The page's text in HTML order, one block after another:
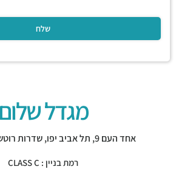
מגדל שלום
אחד העם 9, תל אביב יפו,שדרות
רמת בניין : CLASS C